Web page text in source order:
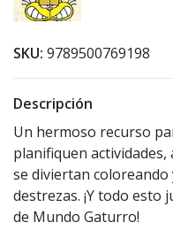
SKU: 9789500769198
Descripción
Un hermoso recurso
planifiquen
se diviertan
destrezas. ¡Y todo
de Mundo Gaturro!